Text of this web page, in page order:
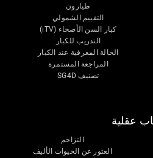
طيارون
التقييم الشمولي
كبار السن الأصحاء (iTV)
التدريب للكبار
الحالة المعرفية عند الكبار
المراجعة المستمرة
تصنيف SG4D
عقلية
التزاحم
العثور عن الحيوات الأليف